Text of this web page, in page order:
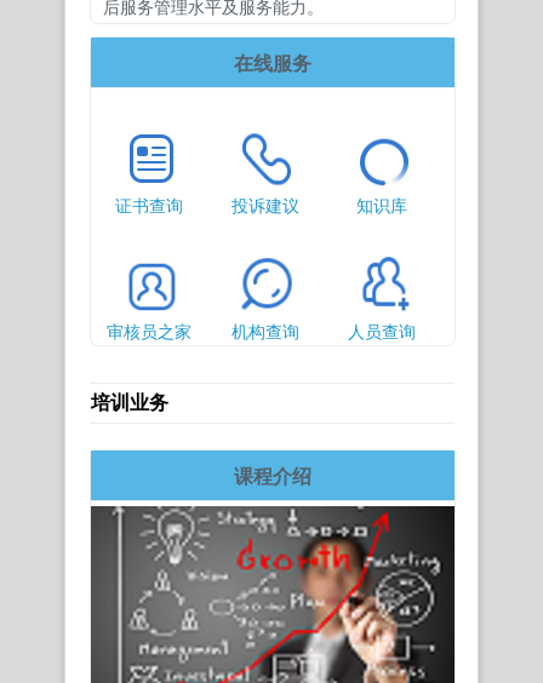
后服务管理水平及服务能力。
在线服务
证书查询 投诉建议 知识库
审核员之家 机构查询 人员查询
培训业务
课程介绍